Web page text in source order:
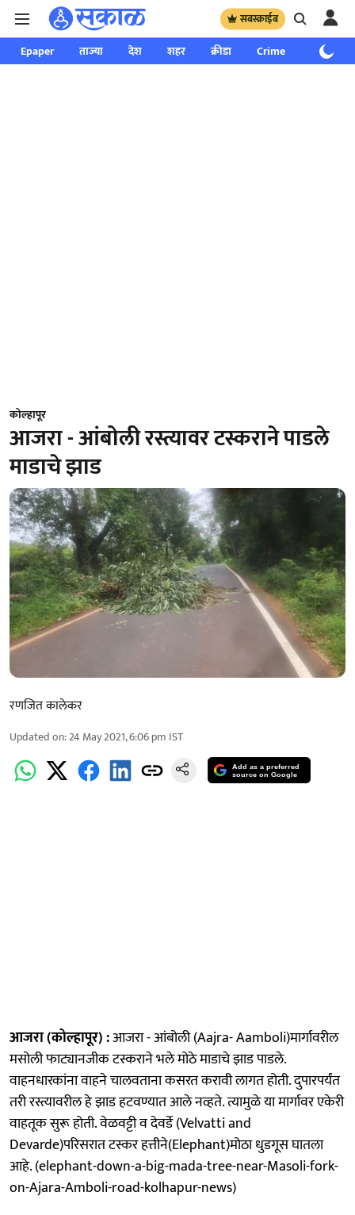
सबस्क्राईब
Epaper ताज्या देश शहर क्रीडा Crime साप्ताहिक
कोल्हापूर
आजरा - आंबोली रस्त्यावर टस्कराने पाडले
माडाचे झाड
रणजित कालेकर
Updated on:24 May 2021, 6:06 pm IST
Add as a preferred
source on Google
आजरा (कोल्हापूर) :आजरा - आंबोली (Aajra- Aamboli)मार्गावरील
मसोली फाट्यानजीक टस्कराने भले मोठे माडाचे झाड पाडले.
वाहनधारकांना वाहने चालवताना कसरत करावी लागत होती. दुपारपर्यंत
तरी रस्त्यावरील हे झाड हटवण्यात आले नव्हते. त्यामुळे या मार्गावर एकेरी
वाहतूक सुरू होती. वेळवट्टी व देवर्डे (Velvatti and
Devarde)परिसरात टस्कर हत्तीने(Elephant)मोठा धुडगूस घातला
आहे. (elephant-down-a-big-mada-tree-near-Masoli-fork-
on-Ajara-Amboli-road-kolhapur-news)